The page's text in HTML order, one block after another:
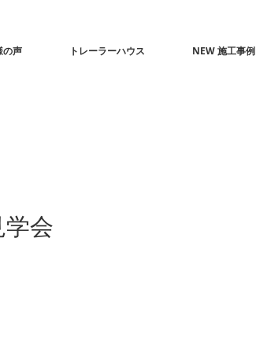
の声 トレーラーハウス NEW 施工事例
会